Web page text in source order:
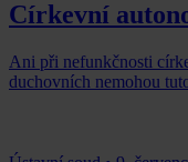
Církevní
Ani při nefunkčnosti
duchovních nemohou